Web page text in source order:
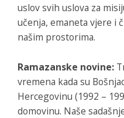
uslov svih uslova za
učenja, emaneta vjere i
našim prostorima.
Ramazanske novine:
vremena kada su
Hercegovinu (1992 –
domovinu. Naše